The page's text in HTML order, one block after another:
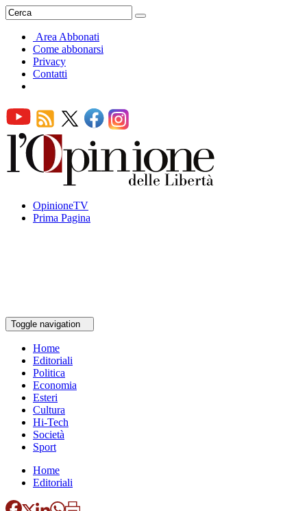
Area Abbonati
Come abbonarsi
Privacy
Contatti
OpinioneTV
Prima Pagina
Toggle navigation
Home
Editoriali
Politica
Economia
Esteri
Cultura
Hi-Tech
Società
Sport
Home
Editoriali